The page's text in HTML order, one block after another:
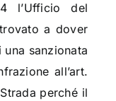
l’Ufficio del
a dover
sanzionata
all’art.
perché il